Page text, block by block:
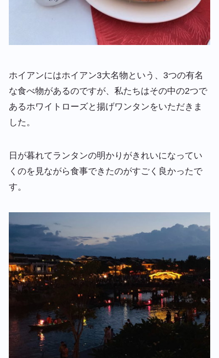
ホイアンにはホイアン3大名物 という、3つの有名
な食べ物があるのですが、私たちはその中の2つで
あるホワイトローズと 揚げワンタンをいただきま
した。
日が暮れてランタンの明かりがきれいになってい
くのを見ながら食事できたのがすごく良かったで
す。